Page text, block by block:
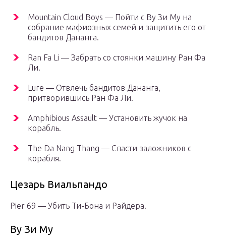
Mountain Cloud Boys — Пойти с Ву Зи Му на
собрание мафиозных семей и защитить его от
бандитов Дананга.
Ran Fa Li — Забрать со стоянки машину Ран Фа
Ли.
Lure — Отвлечь бандитов Дананга,
притворившись Ран Фа Ли.
Amphibious Assault — Установить жучок на
корабль.
The Da Nang Thang — Спасти заложников с
корабля.
Цезарь Виальпандо
Pier 69 — Убить Ти-Бона и Райдера.
Ву Зи Му